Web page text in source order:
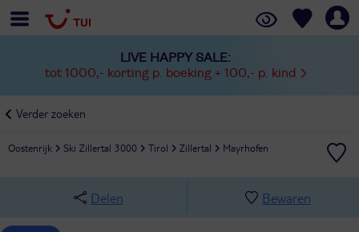
LIVE HAPPY SALE:
tot 1000,- korting p. boeking + 100,- p. kind
Verder zoeken
Oostenrijk Ski Zillertal 3000 Tirol Zillertal Mayrhofen
Delen Bewaren